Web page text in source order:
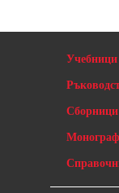
Учебници
Сборници